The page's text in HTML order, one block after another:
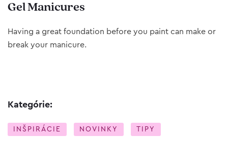
Gel Manicures
Having a great foundation before you paint can make or
break your manicure.
Kategórie:
INŠPIRÁCIE NOVINKY TIPY